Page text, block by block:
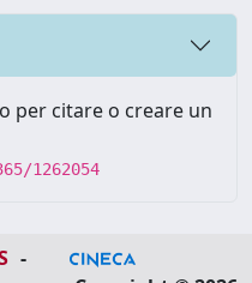
per citare o creare un
1262054
-